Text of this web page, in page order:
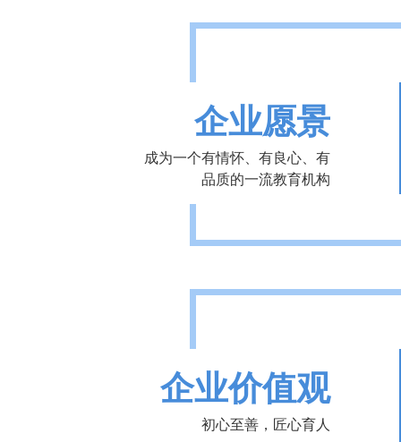
企业愿景
成为一个有情怀、有良心、有
品质的一流教育机构
企业价值观
初心至善，匠心育人